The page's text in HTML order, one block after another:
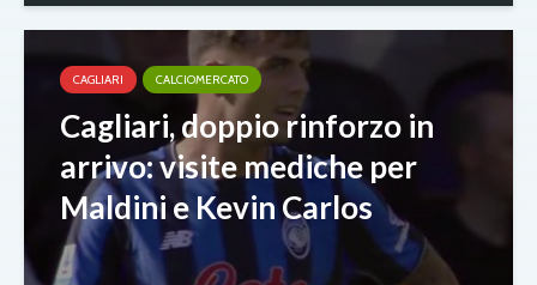
CAGLIARI CALCIOMERCATO
Cagliari, doppio rinforzo in
arrivo: visite mediche per
Maldini e Kevin Carlos